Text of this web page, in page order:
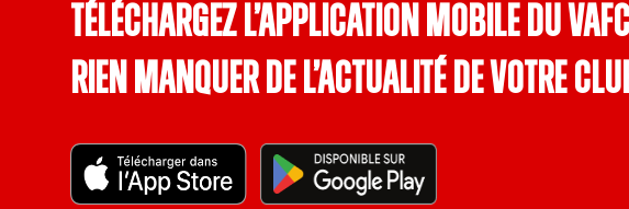
Téléchargez l’application mobile du
rien manquer de l’actualité de votre